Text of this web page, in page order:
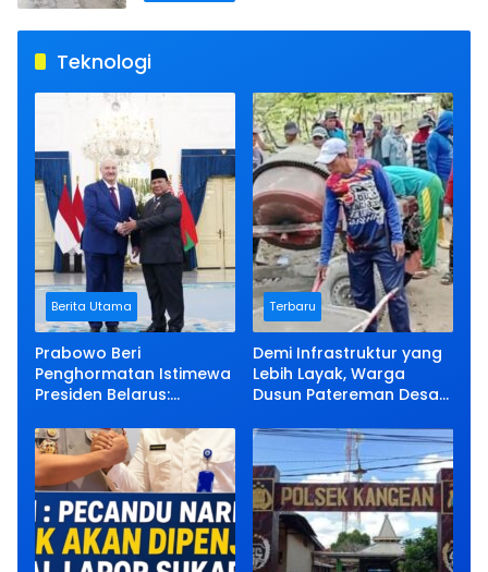
Teknologi
Berita Utama
Prabowo Beri
Penghormatan Istimewa
Presiden Belarus:
Negara
Terbaru
Demi Infrastruktur yang
Lebih Layak, Warga
Dusun Patereman Desa
Swadaya Perbaiki Jalan
Rusak